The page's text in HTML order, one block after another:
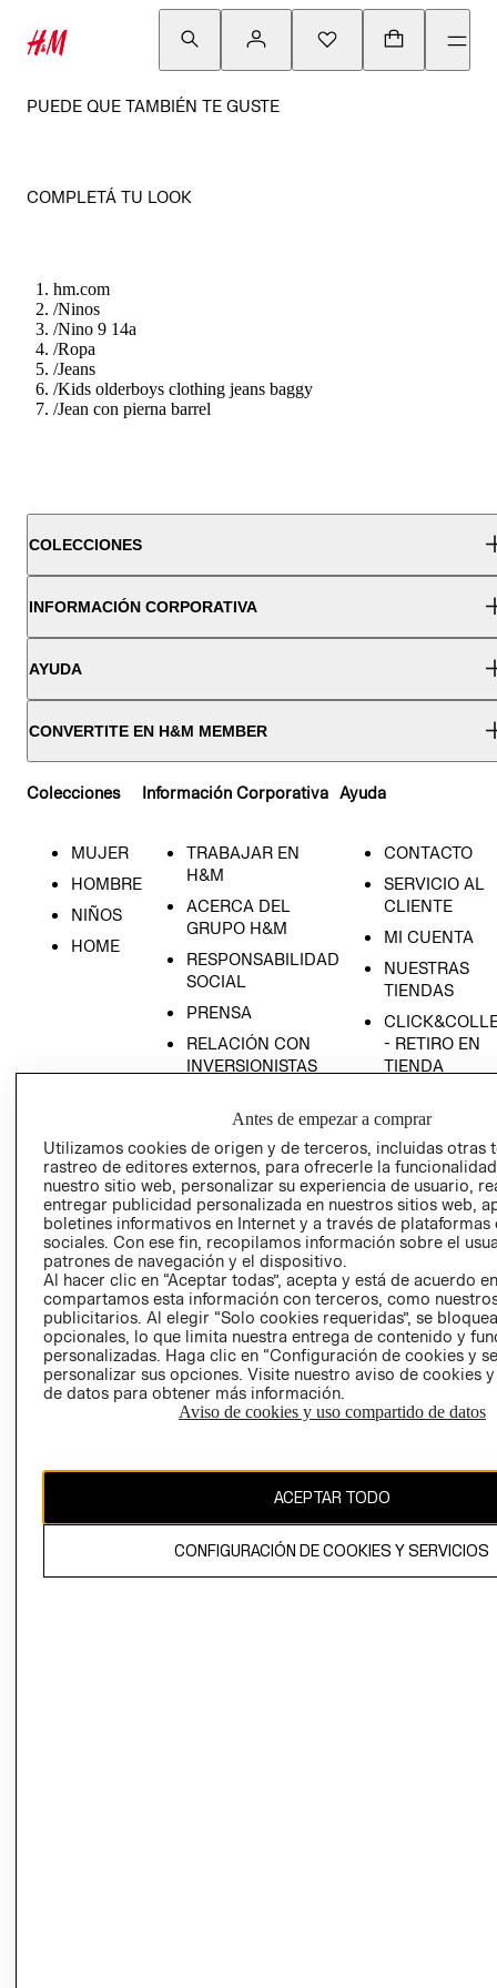
PUEDE QUE TAMBIÉN TE GUSTE
COMPLETÁ TU LOOK
hm.com
/Ninos
/Nino 9 14a
/Ropa
/Jeans
/Kids olderboys clothing jeans baggy
/Jean con pierna barrel
COLECCIONES
INFORMACIÓN CORPORATIVA
AYUDA
CONVERTITE EN H&M MEMBER
Colecciones
MUJER
HOMBRE
NIÑOS
HOME
Información Corporativa
TRABAJAR EN
H&M
ACERCA DEL
GRUPO H&M
RESPONSABILIDAD
SOCIAL
PRENSA
RELACIÓN CON
INVERSIONISTAS
EMPRESARIAL
Ayuda
CONTACTO
SERVICIO AL
CLIENTE
MI CUENTA
NUESTRAS
TIENDAS
- RETIRO EN
TIENDA
CONDICIONES
AVISO DE
PRIVACIDAD
GIFT CARD
AVISO DE
El contenido de esta página web está protegido por copyright y es
Antes de empezar a comprar
Utilizamos cookies de origen y de terceros, incluidas otras
rastreo de editores externos, para ofrecerle la
nuestro sitio web, personalizar su experiencia de usuario,
entregar publicidad personalizada en nuestros sitios web,
boletines informativos en Internet y a través de plataformas
sociales. Con ese fin, recopilamos información sobre el
patrones de navegación y el dispositivo.
Al hacer clic en “Aceptar todas”, acepta y está de acuerdo
compartamos esta información con terceros, como
publicitarios. Al elegir “Solo cookies requeridas”, se
opcionales, lo que limita nuestra entrega de contenido y
personalizadas. Haga clic en “Configuración de cookies y
personalizar sus opciones. Visite nuestro aviso de cookies
de datos para obtener más información.
Aviso de cookies y uso compartido de datos
ACEPTAR TODO
CONFIGURACIÓN DE COOKIES Y SERVICIOS